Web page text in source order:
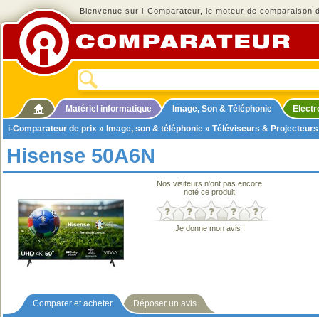
Bienvenue sur i-Comparateur, le moteur de comparaison
Matériel informatique Image, Son & Téléphonie
i-Comparateur de prix » Image, son & téléphonie » Téléviseurs & Projecteurs
Hisense 50A6N
Nos visiteurs n'ont pas encore
noté ce produit
Je donne mon avis !
Comparer et acheter Déposer un avis